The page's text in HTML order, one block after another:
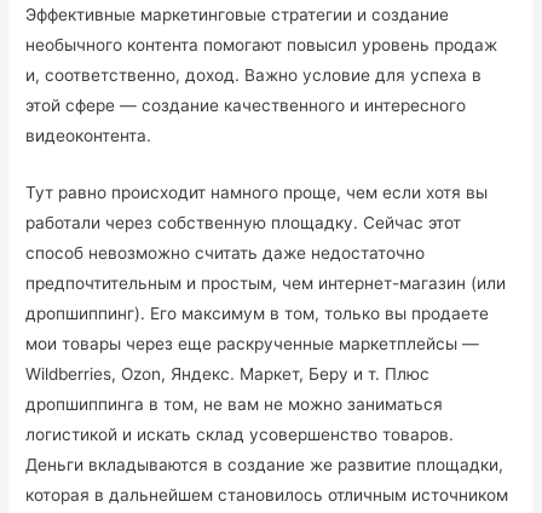
Эффективные маркетинговые стратегии и создание
необычного контента помогают повысил уровень продаж
и, соответственно, доход. Важно условие для успеха в
этой сфере — создание качественного и интересного
видеоконтента.
Тут равно происходит намного проще, чем если хотя вы
работали через собственную площадку. Сейчас этот
способ невозможно считать даже недостаточно
предпочтительным и простым, чем интернет-магазин (или
дропшиппинг). Его максимум в том, только вы продаете
мои товары через еще раскрученные маркетплейсы —
Wildberries, Ozon, Яндекс. Маркет, Беру и т. Плюс
дропшиппинга в том, не вам не можно заниматься
логистикой и искать склад усовершенство товаров.
Деньги вкладываются в создание же развитие площадки,
которая в дальнейшем становилось отличным источником